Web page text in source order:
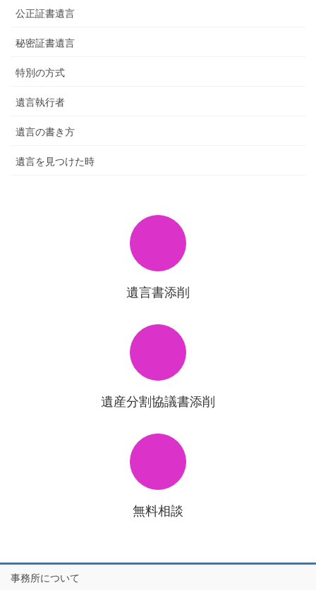
公正証書遺言
秘密証書遺言
特別の方式
遺言執行者
遺言の書き方
遺言を見つけた時
遺言書添削
遺産分割協議書添削
無料相談
事務所について